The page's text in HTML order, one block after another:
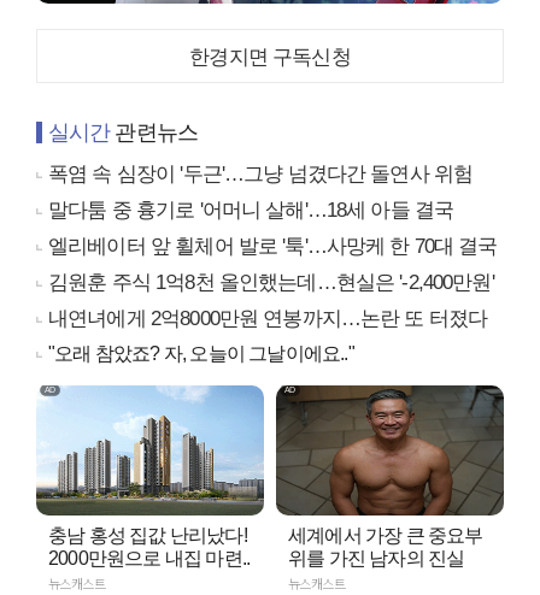
한경지면 구독신청
실시간관련뉴스
폭염 속 심장이 '두근'…그냥 넘겼다간 돌연사 위험
말다툼 중 흉기로 '어머니 살해'…18세 아들 결국
엘리베이터 앞 휠체어 발로 '툭'…사망케 한 70대 결국
김원훈 주식 1억8천 올인했는데…현실은 '-2,400만원'
내연녀에게 2억8000만원 연봉까지…논란 또 터졌다
"오래 참았죠? 자, 오늘이 그날이에요.."
충남 홍성 집값 난리났다!
2000만원으로 내집 마련..
뉴스캐스트
세계에서 가장 큰 중요부
위를 가진 남자의 진실
뉴스캐스트